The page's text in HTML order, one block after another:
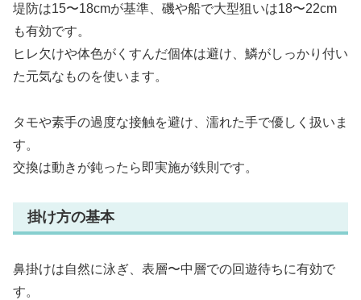
堤防は15〜18cmが基準、磯や船で大型狙いは18〜22cm
も有効です。
ヒレ欠けや体色がくすんだ個体は避け、鱗がしっかり付い
た元気なものを使います。
タモや素手の過度な接触を避け、濡れた手で優しく扱いま
す。
交換は動きが鈍ったら即実施が鉄則です。
掛け方の基本
鼻掛けは自然に泳ぎ、表層〜中層での回遊待ちに有効で
す。